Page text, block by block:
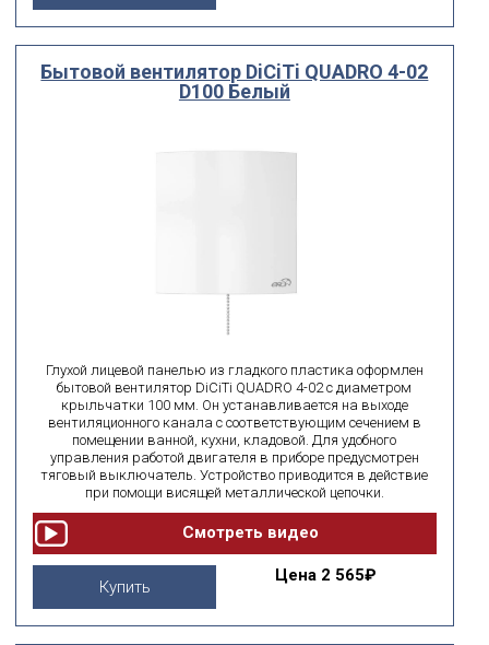
Бытовой вентилятор DiCiTi QUADRO 4-02
D100 Белый
Глухой лицевой панелью из гладкого пластика оформлен
бытовой вентилятор DiCiTi QUADRO 4-02 с диаметром
крыльчатки 100 мм. Он устанавливается на выходе
вентиляционного канала с соответствующим сечением в
помещении ванной, кухни, кладовой. Для удобного
управления работой двигателя в приборе предусмотрен
тяговый выключатель. Устройство приводится в действие
при помощи висящей металлической цепочки.
Купить
Цена 2 565₽